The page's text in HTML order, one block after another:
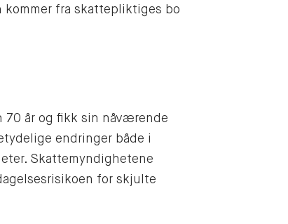
kommer fra skattepliktiges bo
år og fikk sin nåværende
endringer både i
Skattemyndighetene
for skjulte